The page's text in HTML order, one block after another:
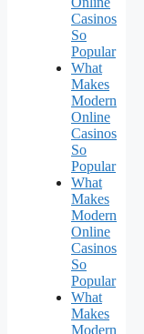
Casinos
So
Popular
What
Makes
Modern
Online
Casinos
So
Popular
What
Makes
Modern
Online
Casinos
So
Popular
What
Makes
Modern